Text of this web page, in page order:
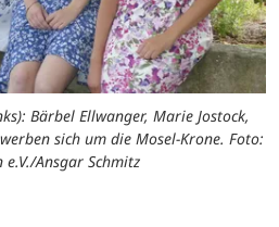
Bärbel Ellwanger, Marie Jostock,
sich um die Mosel-Krone. Foto:
e.V./Ansgar Schmitz